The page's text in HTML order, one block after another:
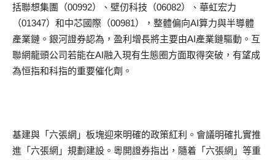
括聯想集團（00992）、壁仞科技（06082）、華虹宏力
（01347）和中芯國際（00981），整體偏向AI算力與半導體
產業鏈。銀河證券認為，盈利增長將主要由AI產業鏈驅動。互
聯網龍頭公司若能在AI融入現有生態圈方面取得突破，有望成
為恒指和科指的重要催化劑。
基建與「六張網」板塊迎來明確的政策紅利。會議明確扎實推
進「六張網」規劃建設。粵開證券指出，隨着「六張網」等重